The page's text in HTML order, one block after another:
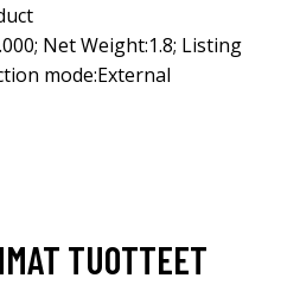
Net Weight:1.8; Listing
mode:External
TUOTTEET